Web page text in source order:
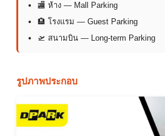
🏬 ห้าง — Mall Parking
🏨 โรงแรม — Guest Parking
🛫 สนามบิน — Long-term Parking
รูปภาพประกอบ